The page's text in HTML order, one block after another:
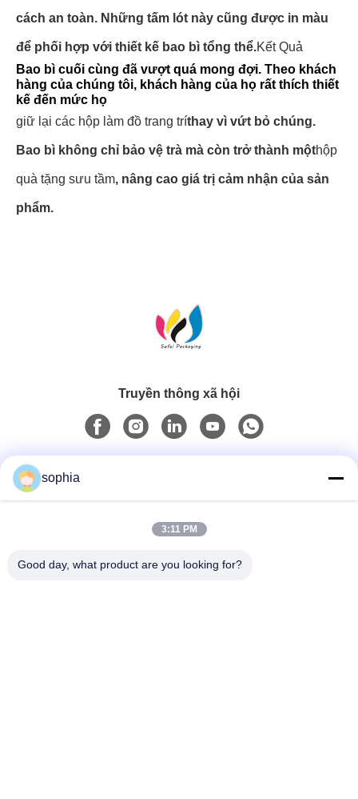
cách an toàn. Những tấm lót này cũng được in màu
để phối hợp với thiết kế bao bì tổng thể.Kết Quả
Bao bì cuối cùng đã vượt quá mong đợi. Theo khách
hàng của chúng tôi, khách hàng của họ rất thích thiết
kế đến mức họ
giữ lại các hộp làm đồ trang tríthay vì vứt bỏ chúng.
Bao bì không chỉ bảo vệ trà mà còn trở thành mộthộp
quà tặng sưu tầm, nâng cao giá trị cảm nhận của sản
phẩm.
Truyền thông xã hội
0086-13128969971
sophia
3:11 PM
Good day, what product are you looking for?